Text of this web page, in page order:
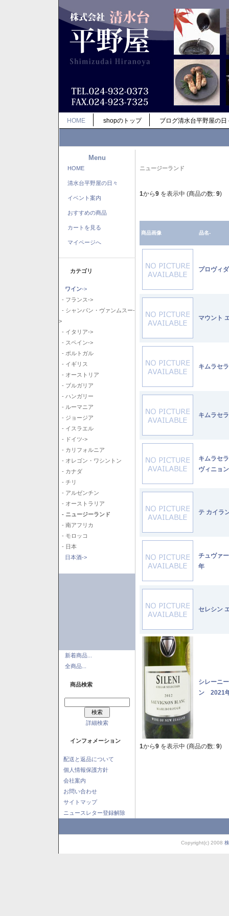
HOME shopのトップ ブログ清水台平野屋の日
Menu
HOME
清水台平野屋の日々
イベント案内
おすすめの商品
カートを見る
マイページへ
カテゴリ
ワイン->
- フランス->
- シャンパン・ヴァンムスー-
>
- イタリア->
- スペイン->
- ポルトガル
- イギリス
- オーストリア
- ブルガリア
- ハンガリー
- ルーマニア
- ジョージア
- イスラエル
- ドイツ->
- カリフォルニア
- オレゴン・ワシントン
- カナダ
- チリ
- アルゼンチン
- オーストラリア
- ニュージーランド
- 南アフリカ
- モロッコ
- 日本
日本酒->
新着商品...
全商品...
商品検索
詳細検索
インフォメーション
配送と返品について
個人情報保護方針
会社案内
お問い合わせ
サイトマップ
ニュースレター登録解除
ニュージーランド
1から9 を表示中 (商品の数: 9)
商品画像 品名-
プロヴィ
マウント
キムラセ
キムラセ
キムラセ
ヴィニョ
テ カイ
チュヴァ
年
セレシン
シレーニ
ン 2021
1から9 を表示中 (商品の数: 9)
Copyright(c) 2008